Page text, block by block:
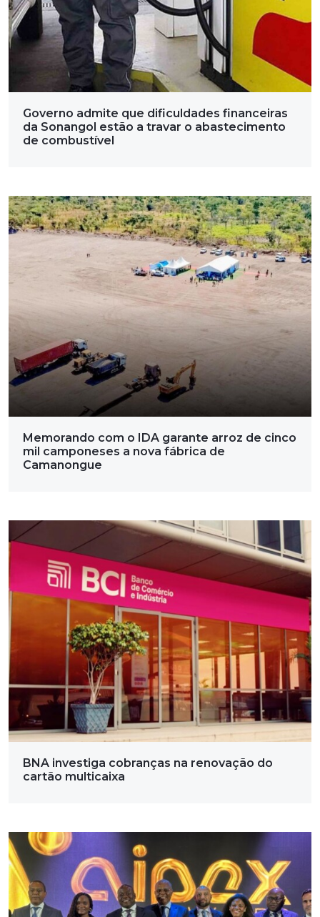
Governo admite que dificuldades financeiras
da Sonangol estão a travar o abastecimento
de combustível
Memorando com o IDA garante arroz de cinco
mil camponeses a nova fábrica de
Camanongue
BNA investiga cobranças na renovação do
cartão multicaixa